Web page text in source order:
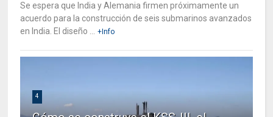
Se espera que India y Alemania firmen próximamente un
acuerdo para la construcción de seis submarinos avanzados
en India. El diseño ...
+Info
4